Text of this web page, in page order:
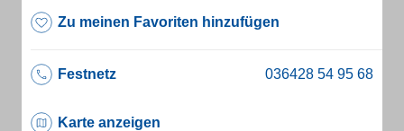
Zu meinen Favoriten hinzufügen
Festnetz
Karte anzeigen